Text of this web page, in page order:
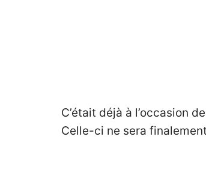
C’était déjà à l’occasion
Celle-ci ne sera